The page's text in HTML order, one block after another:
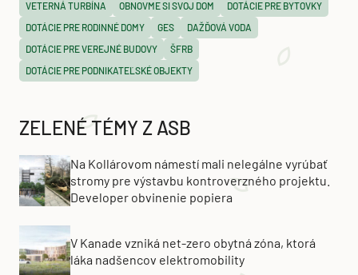
VETERNÁ TURBÍNA OBNOVME SI SVOJ DOM
DOTÁCIE PRE BYTOVKY
DOTÁCIE PRE RODINNÉ DOMY
GES
DAŽĎOVÁ VODA
DOTÁCIE PRE VEREJNÉ BUDOVY
ŠFRB
DOTÁCIE PRE PODNIKATEĽSKÉ OBJEKTY
ZELENÉ TÉMY Z ASB
Na Kollárovom námestí mali nelegálne vyrúbať
stromy pre výstavbu kontroverzného projektu.
Developer obvinenie popiera
V Kanade vzniká net-zero obytná zóna, ktorá
láka nadšencov elektromobility